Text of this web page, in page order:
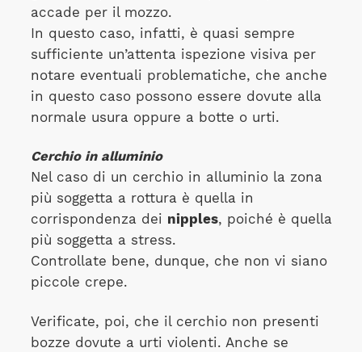
accade per il mozzo.
In questo caso, infatti, è quasi sempre
sufficiente un’attenta ispezione visiva per
notare eventuali problematiche, che anche
in questo caso possono essere dovute alla
normale usura oppure a botte o urti.
Cerchio in alluminio
Nel caso di un cerchio in alluminio la zona
più soggetta a rottura è quella in
corrispondenza dei nipples, poiché è quella
più soggetta a stress.
Controllate bene, dunque, che non vi siano
piccole crepe.
Verificate, poi, che il cerchio non presenti
bozze dovute a urti violenti. Anche se